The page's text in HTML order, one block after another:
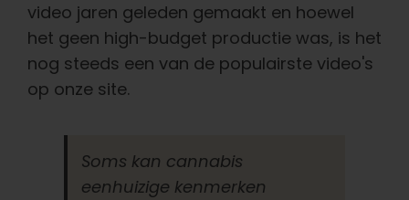
video jaren geleden gemaakt en hoewel
het geen high-budget productie was, is het
nog steeds een van de populairste video's
op onze site.
Soms kan cannabis
eenhuizige kenmerken